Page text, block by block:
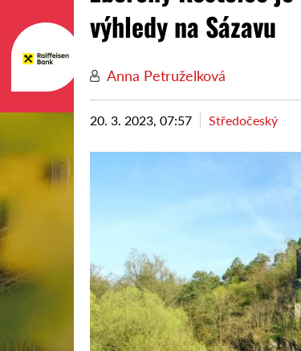
výhledy na Sázavu
Anna Petruželková
20. 3. 2023, 07:57 Středočeský